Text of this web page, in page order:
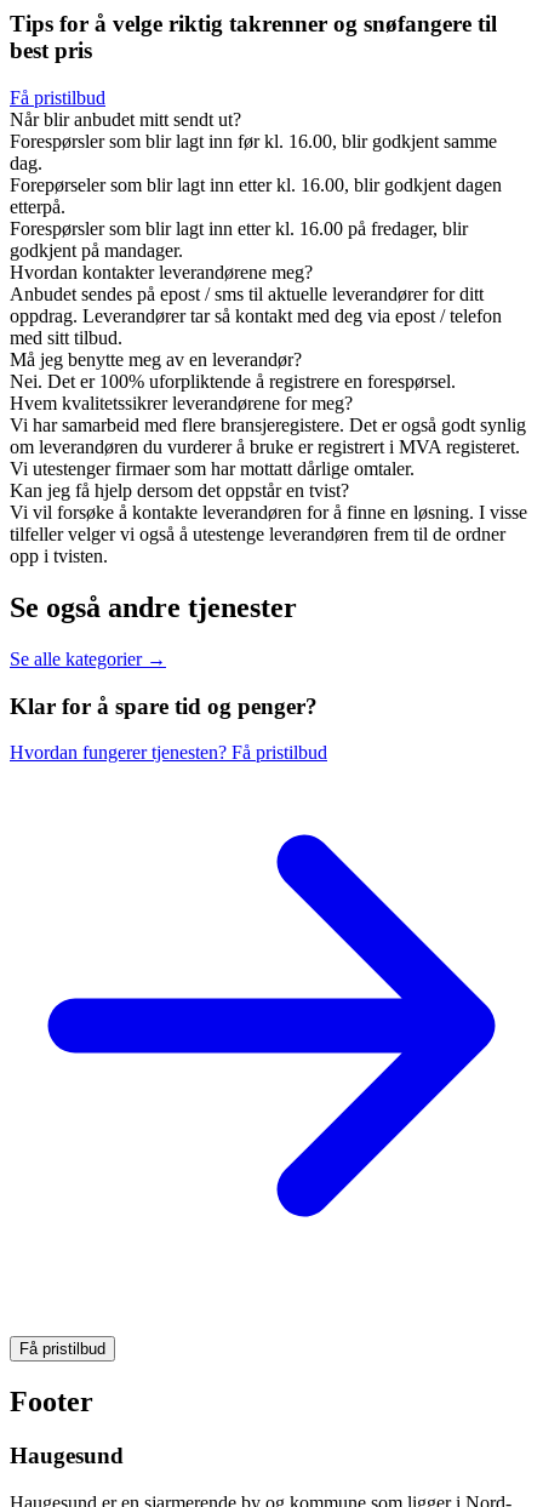
Tips for å velge riktig takrenner og snøfangere til
best pris
Få pristilbud
Når blir anbudet mitt sendt ut?
Forespørsler som blir lagt inn før kl. 16.00, blir godkjent samme
dag.
Forepørseler som blir lagt inn etter kl. 16.00, blir godkjent dagen
etterpå.
Forespørsler som blir lagt inn etter kl. 16.00 på fredager, blir
godkjent på mandager.
Hvordan kontakter leverandørene meg?
Anbudet sendes på epost / sms til aktuelle leverandører for ditt
oppdrag. Leverandører tar så kontakt med deg via epost / telefon
med sitt tilbud.
Må jeg benytte meg av en leverandør?
Nei. Det er 100% uforpliktende å registrere en forespørsel.
Hvem kvalitetssikrer leverandørene for meg?
Vi har samarbeid med flere bransjeregistere. Det er også godt synlig
om leverandøren du vurderer å bruke er registrert i MVA registeret.
Vi utestenger firmaer som har mottatt dårlige omtaler.
Kan jeg få hjelp dersom det oppstår en tvist?
Vi vil forsøke å kontakte leverandøren for å finne en løsning. I visse
tilfeller velger vi også å utestenge leverandøren frem til de ordner
opp i tvisten.
Se også andre tjenester
Se alle kategorier →
Klar for å spare tid og penger?
Hvordan fungerer tjenesten? Få pristilbud
Få pristilbud
Footer
Haugesund
Haugesund er en sjarmerende by og kommune som ligger i Nord-